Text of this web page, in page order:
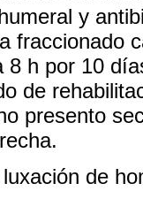
y
fraccionado
8 h por 10
de
presento
luxación de